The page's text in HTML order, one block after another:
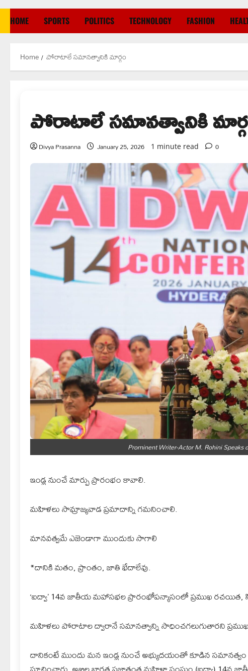
HOME SPORTS POLITICS TECHNOLOGY FASHION
Home పోరాటాలే సమానత్వానికి మార్గం
పోరాటాలే సమానత్వానికి
Divya Prasanna January 25, 2026 1 minute read 0
Prominent Writer-Actor M. Rohini Speaks
ఇండ్ల నుంచే మార్పు ప్రారంభం కావాలి.
మహిళలు సామ్రాజ్యవాడ ప్రమాదాన్ని గమనించాలి.
మానవత్వమే ఎజెండాగా ముందుకు సాగాలి
*దానికి మతం, ప్రాంతం, జాతి భేదాలేవు.
‘ఐద్వా’ 14వ జాతీయ మహాసభల ప్రారంభోపన్యాసంలో ప్రముఖ
మహిళలు పోరాటాల ద్వారానే సమానత్వాన్ని సాధించగలుగుతారని
దానికంటే ముందు మన ఇండ్ల నుంచే అభ్యుదయంతో కూడిన